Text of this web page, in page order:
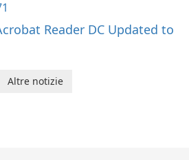
Reader DC Updated to
Altre notizie